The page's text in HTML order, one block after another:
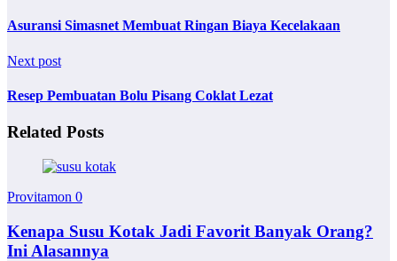
Asuransi Simasnet Membuat Ringan Biaya Kecelakaan
Next post
Resep Pembuatan Bolu Pisang Coklat Lezat
Related Posts
Provitamon 0
Kenapa Susu Kotak Jadi Favorit Banyak Orang?
Ini Alasannya